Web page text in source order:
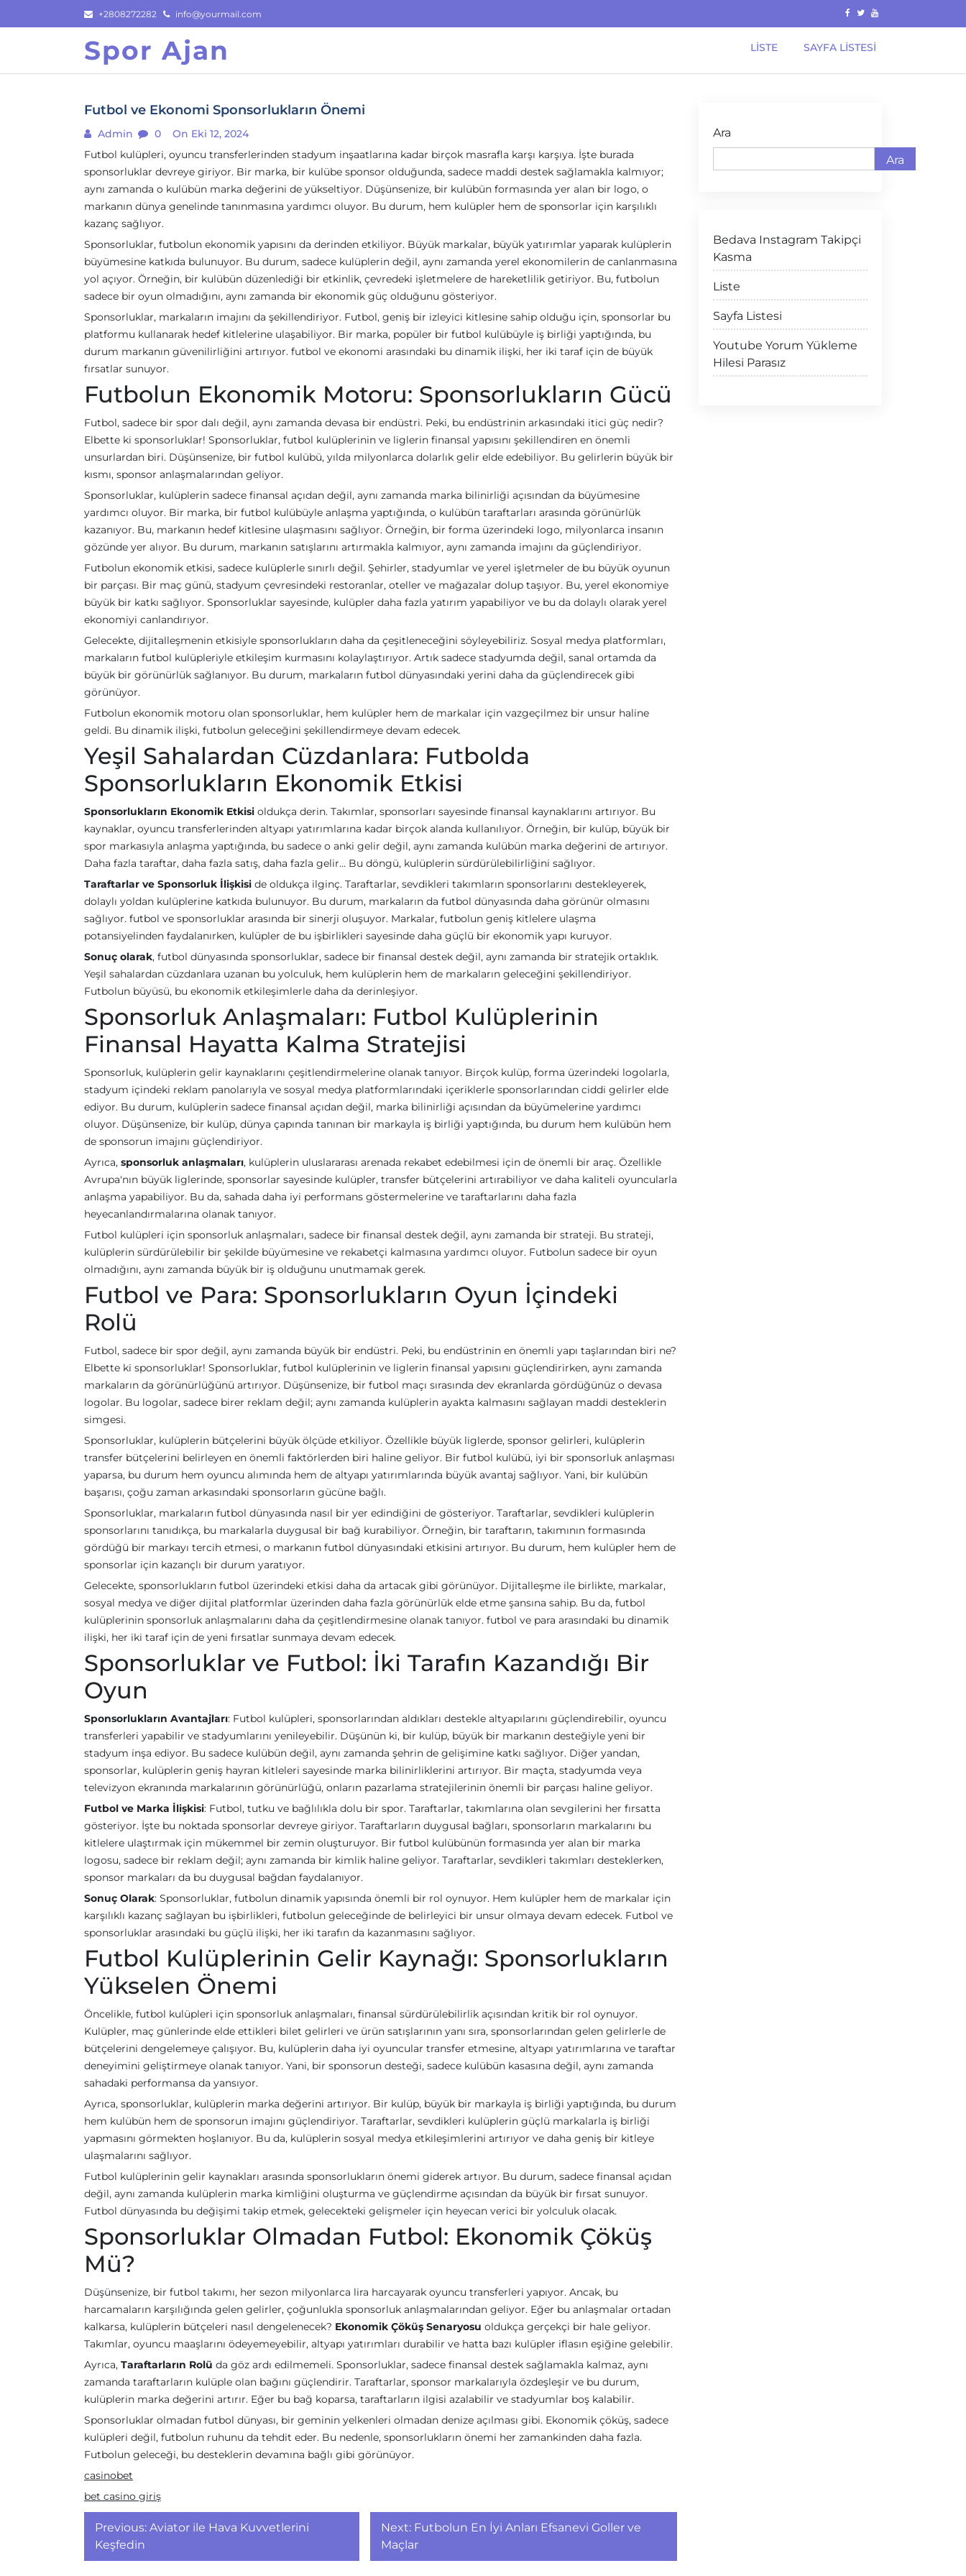
to
+2808272282 info@yourmail.com
Spor Ajan LISTE SAYFA LISTESI
Futbol ve Ekonomi Sponsorlukların Önemi
Admin 0
On Eki 12, 2024
Futbol kulüpleri, oyuncu transferlerinden stadyum inşaatlarına kadar birçok masrafla karşı karşıya. İşte burada
sponsorluklar devreye giriyor. Bir marka, bir kulübe sponsor olduğunda, sadece maddi destek sağlamakla kalmıyor;
aynı zamanda o kulübün marka değerini de yükseltiyor. Düşünsenize, bir kulübün formasında yer alan bir logo, o
markanın dünya genelinde tanınmasına yardımcı oluyor. Bu durum, hem kulüpler hem de sponsorlar için karşılıklı
kazanç sağlıyor.
Sponsorluklar, futbolun ekonomik yapısını da derinden etkiliyor. Büyük markalar, büyük yatırımlar yaparak kulüplerin
büyümesine katkıda bulunuyor. Bu durum, sadece kulüplerin değil, aynı zamanda yerel ekonomilerin de canlanmasına
yol açıyor. Örneğin, bir kulübün düzenlediği bir etkinlik, çevredeki işletmelere de hareketlilik getiriyor. Bu, futbolun
sadece bir oyun olmadığını, aynı zamanda bir ekonomik güç olduğunu gösteriyor.
Sponsorluklar, markaların imajını da şekillendiriyor. Futbol, geniş bir izleyici kitlesine sahip olduğu için, sponsorlar bu
platformu kullanarak hedef kitlelerine ulaşabiliyor. Bir marka, popüler bir futbol kulübüyle iş birliği yaptığında, bu
durum markanın güvenilirliğini artırıyor. futbol ve ekonomi arasındaki bu dinamik ilişki, her iki taraf için de büyük
fırsatlar sunuyor.
Futbolun Ekonomik Motoru: Sponsorlukların Gücü
Futbol, sadece bir spor dalı değil, aynı zamanda devasa bir endüstri. Peki, bu endüstrinin arkasındaki itici güç nedir?
Elbette ki sponsorluklar! Sponsorluklar, futbol kulüplerinin ve liglerin finansal yapısını şekillendiren en önemli
unsurlardan biri. Düşünsenize, bir futbol kulübü, yılda milyonlarca dolarlık gelir elde edebiliyor. Bu gelirlerin büyük bir
kısmı, sponsor anlaşmalarından geliyor.
Sponsorluklar, kulüplerin sadece finansal açıdan değil, aynı zamanda marka bilinirliği açısından da büyümesine
yardımcı oluyor. Bir marka, bir futbol kulübüyle anlaşma yaptığında, o kulübün taraftarları arasında görünürlük
kazanıyor. Bu, markanın hedef kitlesine ulaşmasını sağlıyor. Örneğin, bir forma üzerindeki logo, milyonlarca insanın
gözünde yer alıyor. Bu durum, markanın satışlarını artırmakla kalmıyor, aynı zamanda imajını da güçlendiriyor.
Futbolun ekonomik etkisi, sadece kulüplerle sınırlı değil. Şehirler, stadyumlar ve yerel işletmeler de bu büyük oyunun
bir parçası. Bir maç günü, stadyum çevresindeki restoranlar, oteller ve mağazalar dolup taşıyor. Bu, yerel ekonomiye
büyük bir katkı sağlıyor. Sponsorluklar sayesinde, kulüpler daha fazla yatırım yapabiliyor ve bu da dolaylı olarak yerel
ekonomiyi canlandırıyor.
Gelecekte, dijitalleşmenin etkisiyle sponsorlukların daha da çeşitleneceğini söyleyebiliriz. Sosyal medya platformları,
markaların futbol kulüpleriyle etkileşim kurmasını kolaylaştırıyor. Artık sadece stadyumda değil, sanal ortamda da
büyük bir görünürlük sağlanıyor. Bu durum, markaların futbol dünyasındaki yerini daha da güçlendirecek gibi
görünüyor.
Futbolun ekonomik motoru olan sponsorluklar, hem kulüpler hem de markalar için vazgeçilmez bir unsur haline
geldi. Bu dinamik ilişki, futbolun geleceğini şekillendirmeye devam edecek.
Yeşil Sahalardan Cüzdanlara: Futbolda
Sponsorlukların Ekonomik Etkisi
Sponsorlukların Ekonomik Etkisi oldukça derin. Takımlar, sponsorları sayesinde finansal kaynaklarını artırıyor. Bu
kaynaklar, oyuncu transferlerinden altyapı yatırımlarına kadar birçok alanda kullanılıyor. Örneğin, bir kulüp, büyük bir
spor markasıyla anlaşma yaptığında, bu sadece o anki gelir değil, aynı zamanda kulübün marka değerini de artırıyor.
Daha fazla taraftar, daha fazla satış, daha fazla gelir… Bu döngü, kulüplerin sürdürülebilirliğini sağlıyor.
Taraftarlar ve Sponsorluk İlişkisi de oldukça ilginç. Taraftarlar, sevdikleri takımların sponsorlarını destekleyerek,
dolaylı yoldan kulüplerine katkıda bulunuyor. Bu durum, markaların da futbol dünyasında daha görünür olmasını
sağlıyor. futbol ve sponsorluklar arasında bir sinerji oluşuyor. Markalar, futbolun geniş kitlelere ulaşma
potansiyelinden faydalanırken, kulüpler de bu işbirlikleri sayesinde daha güçlü bir ekonomik yapı kuruyor.
Sonuç olarak, futbol dünyasında sponsorluklar, sadece bir finansal destek değil, aynı zamanda bir stratejik ortaklık.
Yeşil sahalardan cüzdanlara uzanan bu yolculuk, hem kulüplerin hem de markaların geleceğini şekillendiriyor.
Futbolun büyüsü, bu ekonomik etkileşimlerle daha da derinleşiyor.
Sponsorluk Anlaşmaları: Futbol Kulüplerinin
Finansal Hayatta Kalma Stratejisi
Sponsorluk, kulüplerin gelir kaynaklarını çeşitlendirmelerine olanak tanıyor. Birçok kulüp, forma üzerindeki logolarla,
stadyum içindeki reklam panolarıyla ve sosyal medya platformlarındaki içeriklerle sponsorlarından ciddi gelirler elde
ediyor. Bu durum, kulüplerin sadece finansal açıdan değil, marka bilinirliği açısından da büyümelerine yardımcı
oluyor. Düşünsenize, bir kulüp, dünya çapında tanınan bir markayla iş birliği yaptığında, bu durum hem kulübün hem
de sponsorun imajını güçlendiriyor.
Ayrıca, sponsorluk anlaşmaları, kulüplerin uluslararası arenada rekabet edebilmesi için de önemli bir araç. Özellikle
Avrupa'nın büyük liglerinde, sponsorlar sayesinde kulüpler, transfer bütçelerini artırabiliyor ve daha kaliteli oyuncularla
anlaşma yapabiliyor. Bu da, sahada daha iyi performans göstermelerine ve taraftarlarını daha fazla
heyecanlandırmalarına olanak tanıyor.
Futbol kulüpleri için sponsorluk anlaşmaları, sadece bir finansal destek değil, aynı zamanda bir strateji. Bu strateji,
kulüplerin sürdürülebilir bir şekilde büyümesine ve rekabetçi kalmasına yardımcı oluyor. Futbolun sadece bir oyun
olmadığını, aynı zamanda büyük bir iş olduğunu unutmamak gerek.
Futbol ve Para: Sponsorlukların Oyun İçindeki
Rolü
Futbol, sadece bir spor değil, aynı zamanda büyük bir endüstri. Peki, bu endüstrinin en önemli yapı taşlarından biri ne?
Elbette ki sponsorluklar! Sponsorluklar, futbol kulüplerinin ve liglerin finansal yapısını güçlendirirken, aynı zamanda
markaların da görünürlüğünü artırıyor. Düşünsenize, bir futbol maçı sırasında dev ekranlarda gördüğünüz o devasa
logolar. Bu logolar, sadece birer reklam değil; aynı zamanda kulüplerin ayakta kalmasını sağlayan maddi desteklerin
simgesi.
Sponsorluklar, kulüplerin bütçelerini büyük ölçüde etkiliyor. Özellikle büyük liglerde, sponsor gelirleri, kulüplerin
transfer bütçelerini belirleyen en önemli faktörlerden biri haline geliyor. Bir futbol kulübü, iyi bir sponsorluk anlaşması
yaparsa, bu durum hem oyuncu alımında hem de altyapı yatırımlarında büyük avantaj sağlıyor. Yani, bir kulübün
başarısı, çoğu zaman arkasındaki sponsorların gücüne bağlı.
Sponsorluklar, markaların futbol dünyasında nasıl bir yer edindiğini de gösteriyor. Taraftarlar, sevdikleri kulüplerin
sponsorlarını tanıdıkça, bu markalarla duygusal bir bağ kurabiliyor. Örneğin, bir taraftarın, takımının formasında
gördüğü bir markayı tercih etmesi, o markanın futbol dünyasındaki etkisini artırıyor. Bu durum, hem kulüpler hem de
sponsorlar için kazançlı bir durum yaratıyor.
Gelecekte, sponsorlukların futbol üzerindeki etkisi daha da artacak gibi görünüyor. Dijitalleşme ile birlikte, markalar,
sosyal medya ve diğer dijital platformlar üzerinden daha fazla görünürlük elde etme şansına sahip. Bu da, futbol
kulüplerinin sponsorluk anlaşmalarını daha da çeşitlendirmesine olanak tanıyor. futbol ve para arasındaki bu dinamik
ilişki, her iki taraf için de yeni fırsatlar sunmaya devam edecek.
Sponsorluklar ve Futbol: İki Tarafın Kazandığı Bir
Oyun
Sponsorlukların Avantajları: Futbol kulüpleri, sponsorlarından aldıkları destekle altyapılarını güçlendirebilir, oyuncu
transferleri yapabilir ve stadyumlarını yenileyebilir. Düşünün ki, bir kulüp, büyük bir markanın desteğiyle yeni bir
stadyum inşa ediyor. Bu sadece kulübün değil, aynı zamanda şehrin de gelişimine katkı sağlıyor. Diğer yandan,
sponsorlar, kulüplerin geniş hayran kitleleri sayesinde marka bilinirliklerini artırıyor. Bir maçta, stadyumda veya
televizyon ekranında markalarının görünürlüğü, onların pazarlama stratejilerinin önemli bir parçası haline geliyor.
Futbol ve Marka İlişkisi: Futbol, tutku ve bağlılıkla dolu bir spor. Taraftarlar, takımlarına olan sevgilerini her fırsatta
gösteriyor. İşte bu noktada sponsorlar devreye giriyor. Taraftarların duygusal bağları, sponsorların markalarını bu
kitlelere ulaştırmak için mükemmel bir zemin oluşturuyor. Bir futbol kulübünün formasında yer alan bir marka
logosu, sadece bir reklam değil; aynı zamanda bir kimlik haline geliyor. Taraftarlar, sevdikleri takımları desteklerken,
sponsor markaları da bu duygusal bağdan faydalanıyor.
Sonuç Olarak: Sponsorluklar, futbolun dinamik yapısında önemli bir rol oynuyor. Hem kulüpler hem de markalar için
karşılıklı kazanç sağlayan bu işbirlikleri, futbolun geleceğinde de belirleyici bir unsur olmaya devam edecek. Futbol ve
sponsorluklar arasındaki bu güçlü ilişki, her iki tarafın da kazanmasını sağlıyor.
Futbol Kulüplerinin Gelir Kaynağı: Sponsorlukların
Yükselen Önemi
Öncelikle, futbol kulüpleri için sponsorluk anlaşmaları, finansal sürdürülebilirlik açısından kritik bir rol oynuyor.
Kulüpler, maç günlerinde elde ettikleri bilet gelirleri ve ürün satışlarının yanı sıra, sponsorlarından gelen gelirlerle de
bütçelerini dengelemeye çalışıyor. Bu, kulüplerin daha iyi oyuncular transfer etmesine, altyapı yatırımlarına ve taraftar
deneyimini geliştirmeye olanak tanıyor. Yani, bir sponsorun desteği, sadece kulübün kasasına değil, aynı zamanda
sahadaki performansa da yansıyor.
Ayrıca, sponsorluklar, kulüplerin marka değerini artırıyor. Bir kulüp, büyük bir markayla iş birliği yaptığında, bu durum
hem kulübün hem de sponsorun imajını güçlendiriyor. Taraftarlar, sevdikleri kulüplerin güçlü markalarla iş birliği
yapmasını görmekten hoşlanıyor. Bu da, kulüplerin sosyal medya etkileşimlerini artırıyor ve daha geniş bir kitleye
ulaşmalarını sağlıyor.
Futbol kulüplerinin gelir kaynakları arasında sponsorlukların önemi giderek artıyor. Bu durum, sadece finansal açıdan
değil, aynı zamanda kulüplerin marka kimliğini oluşturma ve güçlendirme açısından da büyük bir fırsat sunuyor.
Futbol dünyasında bu değişimi takip etmek, gelecekteki gelişmeler için heyecan verici bir yolculuk olacak.
Sponsorluklar Olmadan Futbol: Ekonomik Çöküş
Mü?
Düşünsenize, bir futbol takımı, her sezon milyonlarca lira harcayarak oyuncu transferleri yapıyor. Ancak, bu
harcamaların karşılığında gelen gelirler, çoğunlukla sponsorluk anlaşmalarından geliyor. Eğer bu anlaşmalar ortadan
kalkarsa, kulüplerin bütçeleri nasıl dengelenecek? Ekonomik Çöküş Senaryosu oldukça gerçekçi bir hale geliyor.
Takımlar, oyuncu maaşlarını ödeyemeyebilir, altyapı yatırımları durabilir ve hatta bazı kulüpler iflasın eşiğine gelebilir.
Ayrıca, Taraftarların Rolü da göz ardı edilmemeli. Sponsorluklar, sadece finansal destek sağlamakla kalmaz, aynı
zamanda taraftarların kulüple olan bağını güçlendirir. Taraftarlar, sponsor markalarıyla özdeşleşir ve bu durum,
kulüplerin marka değerini artırır. Eğer bu bağ koparsa, taraftarların ilgisi azalabilir ve stadyumlar boş kalabilir.
Sponsorluklar olmadan futbol dünyası, bir geminin yelkenleri olmadan denize açılması gibi. Ekonomik çöküş, sadece
kulüpleri değil, futbolun ruhunu da tehdit eder. Bu nedenle, sponsorlukların önemi her zamankinden daha fazla.
Futbolun geleceği, bu desteklerin devamına bağlı gibi görünüyor.
casinobet
bet casino giriş
Yazı
gezinmesi
Previous: Aviator ile Hava Kuvvetlerini
Keşfedin
Next: Futbolun En İyi Anları Efsanevi Goller ve
Maçlar
Ara
Ara
Bedava Instagram Takipçi
Kasma
Liste
Sayfa Listesi
Youtube Yorum Yükleme
Hilesi Parasız